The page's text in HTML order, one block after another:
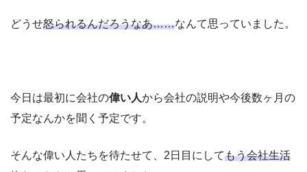
どうせ怒られるんだろうなあ……なんて思っていました。
今日は最初に会社の偉い人から会社の説明や今後数ヶ月の
予定なんかを聞く予定です。
そんな偉い人たちを待たせて、2日目にしてもう会社生活